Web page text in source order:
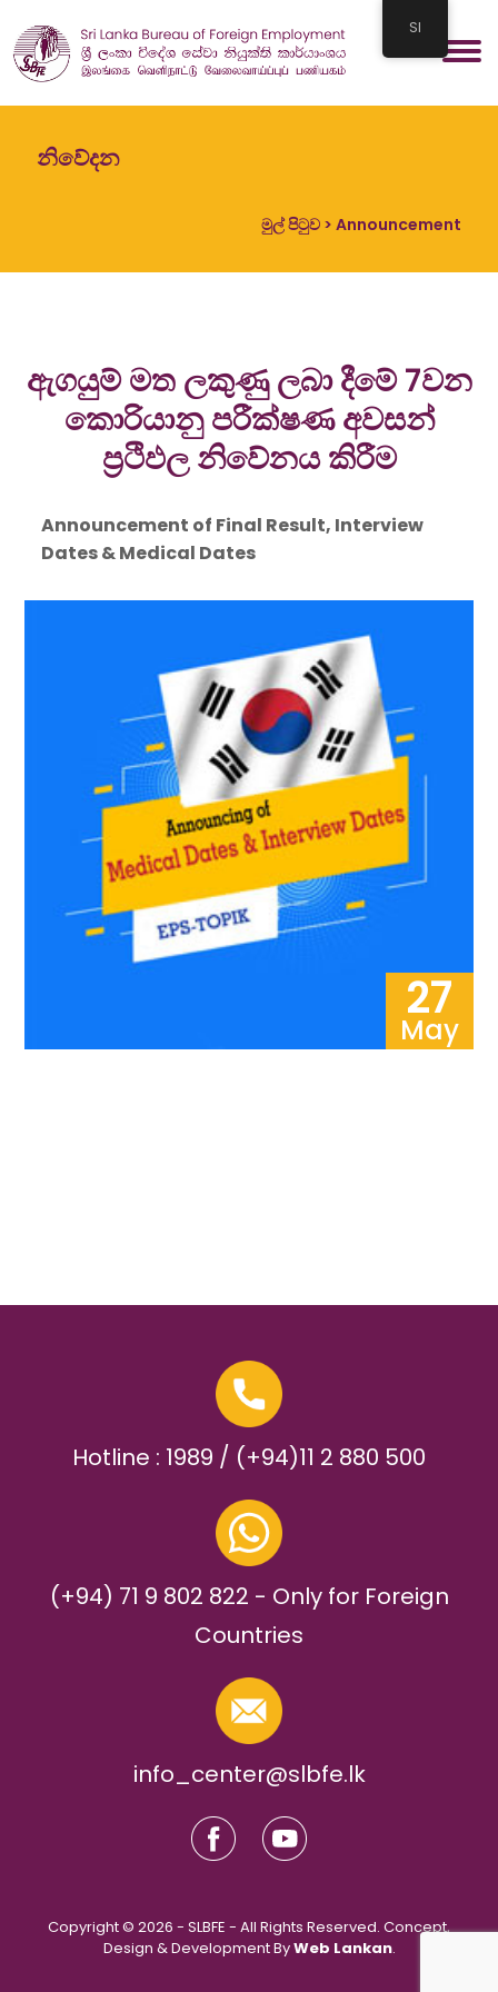
නිවේදන
මුල් පිටුව > Announcement
ඇගයුම් මත ලකුණු ලබා දීමේ 7වන
කොරියානු පරීක්ෂණ අවසන්
ප්‍රථිඵල නිවේනය කිරීම
Announcement of Final Result, Interview
Dates & Medical Dates
27
May
Hotline : 1989 / (+94)11 2 880 500
(+94) 71 9 802 822 - Only for Foreign
Countries
info_center@slbfe.lk
Copyright © 2026 - SLBFE - All Rights Reserved. Concept,
Design & Development ByWeb Lankan.
SI